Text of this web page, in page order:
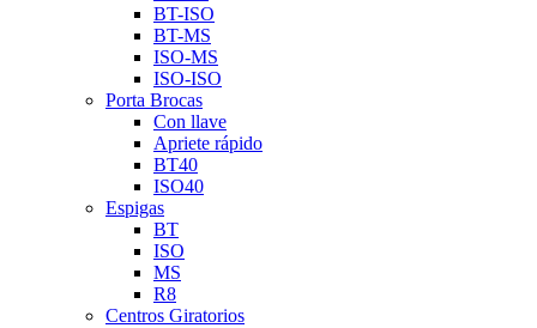
BT-ISO
BT-MS
ISO-MS
ISO-ISO
Porta Brocas
Con llave
Apriete rápido
BT40
ISO40
Espigas
BT
ISO
MS
R8
Centros Giratorios